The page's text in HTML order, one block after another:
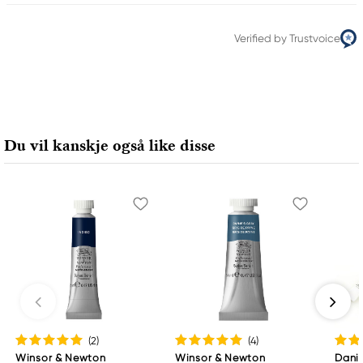
Verified by Trustvoice
Du vil kanskje også like disse
(2)
Winsor & Newton
(4)
Winsor & Newton